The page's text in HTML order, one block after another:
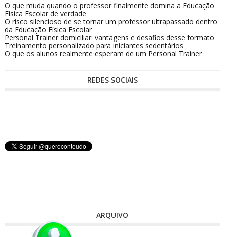
O que muda quando o professor finalmente domina a Educação
Física Escolar de verdade
O risco silencioso de se tornar um professor ultrapassado dentro
da Educação Física Escolar
Personal Trainer domiciliar: vantagens e desafios desse formato
Treinamento personalizado para iniciantes sedentários
O que os alunos realmente esperam de um Personal Trainer
REDES SOCIAIS
ARQUIVO